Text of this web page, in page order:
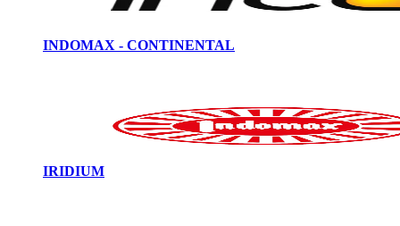
INDOMAX - CONTINENTAL
IRIDIUM